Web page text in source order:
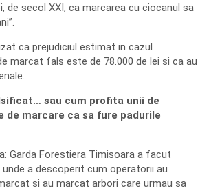
de secol XXI, ca marcarea cu ciocanul sa
ca prejudiciul estimat in cazul
marcat fals este de 78.000 de lei si ca au
sau cum profita unii de
marcare ca sa fure padurile
Garda Forestiera Timisoara a facut
a descoperit cum operatorii au
si au marcat arbori care urmau sa